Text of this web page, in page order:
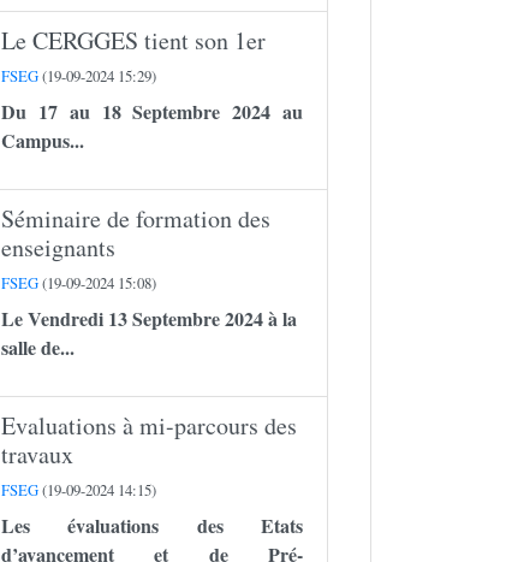
Le CERGGES tient son 1er
FSEG(19-09-2024 15:29)
Du 17 au 18 Septembre 2024 au
Campus...
Séminaire de formation des
enseignants
FSEG(19-09-2024 15:08)
Le Vendredi 13 Septembre 2024 à la
salle de...
Evaluations à mi-parcours des
travaux
FSEG(19-09-2024 14:15)
Les évaluations des Etats
d’avancement et de Pré-